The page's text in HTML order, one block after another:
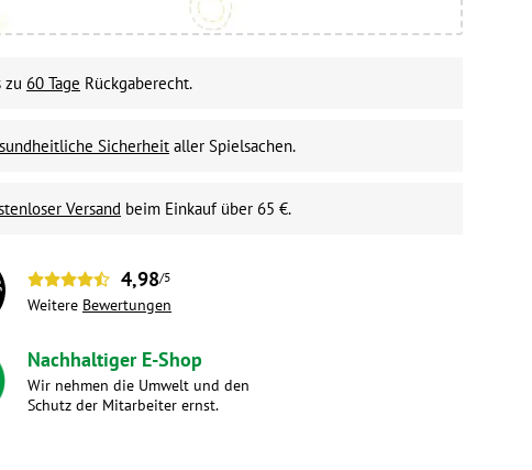
zu 60 Tage Rückgaberecht.
Sicherheit aller Spielsachen.
Versand beim Einkauf über 65 €.
4,98/5
Weitere Bewertungen
Nachhaltiger E-Shop
Wir nehmen die Umwelt und den
Schutz der Mitarbeiter ernst.